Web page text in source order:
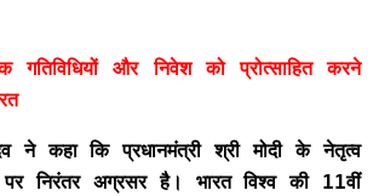
गतिविधियों और निवेश को प्रोत्साहित करने
ने कहा कि प्रधानमंत्री श्री मोदी के नेतृत्व
निरंतर अग्रसर है। भारत विश्व की 11वीं